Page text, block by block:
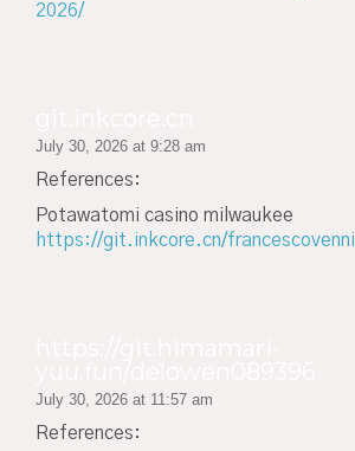
2026/
July 30, 2026 at 9:28 am
References:
Potawatomi casino milwaukee
https://git.inkcore.cn/francescovenni
July 30, 2026 at 11:57 am
References: